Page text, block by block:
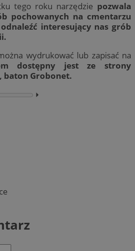
tego roku narzędzie pozwala
pochowanych na cmentarzu
interesujący nas grób
wydrukować lub zapisać na
dostępny jest ze strony
Grobonet.
⏵︎